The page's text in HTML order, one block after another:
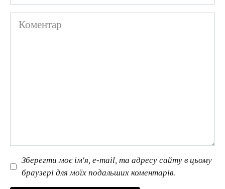
Коментар
Зберегти моє ім'я, e-mail, та адресу сайту в цьому
браузері для моїх подальших коментарів.